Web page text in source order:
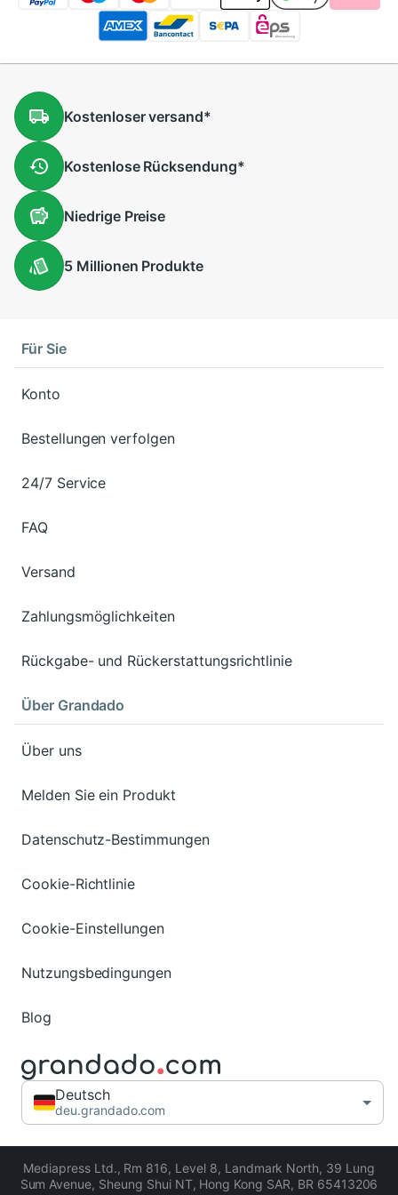
Kostenloserversand*
KostenloseRücksendung*
NiedrigePreise
5 Millionen Produkte
Für Sie
Konto
Bestellungen verfolgen
24/7 Service
FAQ
Versand
Zahlungsmöglichkeiten
Rückgabe- und Rückerstattungsrichtlinie
Über Grandado
Über uns
Melden Sie ein Produkt
Datenschutz-Bestimmungen
Cookie-Richtlinie
Cookie-Einstellungen
Nutzungsbedingungen
Blog
Deutsch
deu.grandado.com
Mediapress Ltd., Rm 816, Level 8, Landmark North, 39 Lung
Sum Avenue, Sheung Shui NT, Hong Kong SAR, BR 65413206